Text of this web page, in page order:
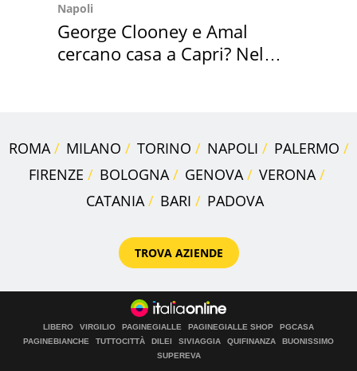
Napoli
George Clooney e Amal
cercano casa a Capri? Nel
ROMA MILANO TORINO NAPOLI
PALERMO
FIRENZE
BOLOGNA GENOVA
VERONA
CATANIA
BARI PADOVA
TROVA AZIENDE
LIBERO VIRGILIO PAGINEGIALLE PAGINEGIALLE SHOP
PGCASA
PAGINEBIANCHE
TUTTOCITTÀ DILEI SIVIAGGIA QUIFINANZA
BUONISSIMO
SUPEREVA